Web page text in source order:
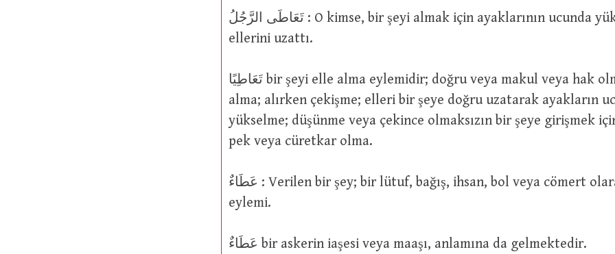
تَعَاطَى الرَّجُلُ : O kimse, bir şeyi almak için ayaklarının ucunda yükseldi ve
ellerini uzattı.
تَعَاطِيًا bir şeyi elle alma eylemidir; doğru veya makul veya hak olmayanı elle
alma; alırken çekişme; elleri bir şeye doğru uzatarak ayakların
yükselme; düşünme veya çekince olmaksızın bir şeye girişmek
pek veya cüretkar olma.
عَطَاءٌ : Verilen bir şey; bir lütuf, bağış, ihsan, bol veya cömert olarak verme
eylemi.
عَطَاءٌ bir askerin iaşesi veya maaşı, anlamına da gelmektedir.